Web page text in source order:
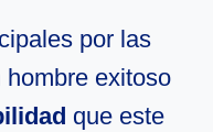
por las
exitoso
que este